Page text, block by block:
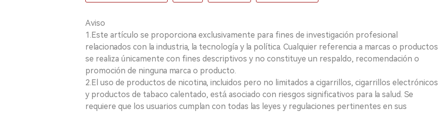
Aviso
1.Este artículo se proporciona exclusivamente para fines de investigación profesional
relacionados con la industria, la tecnología y la política. Cualquier referencia a marcas o productos
se realiza únicamente con fines descriptivos y no constituye un respaldo, recomendación o
promoción de ninguna marca o producto.
2.El uso de productos de nicotina, incluidos pero no limitados a cigarrillos, cigarrillos electrónicos
y productos de tabaco calentado, está asociado con riesgos significativos para la salud. Se
requiere que los usuarios cumplan con todas las leyes y regulaciones pertinentes en sus